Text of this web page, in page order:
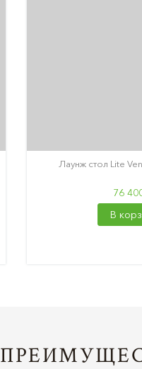
Лаунж стол Lite
76
В